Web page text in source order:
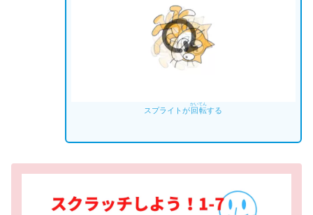
スプライトが回転
かいてん
する